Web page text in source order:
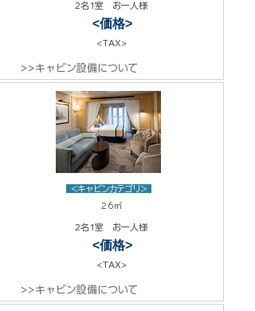
2名1室 お一人様
<価格>
<TAX>
>>キャビン設備について
<キャビンカテゴリ>
26㎡
2名1室 お一人様
<価格>
<TAX>
>>キャビン設備について